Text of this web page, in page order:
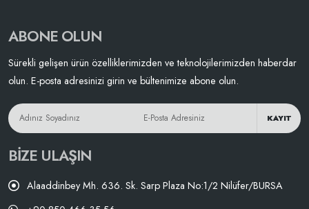
ABONE OLUN
Sürekli gelişen ürün özelliklerimizden ve teknolojilerimizden haberdar
olun. E-posta adresinizi girin ve bültenimize abone olun.
KAYIT
BIZE ULAŞIN
Alaaddinbey Mh. 636. Sk. Sarp Plaza No:1/2 Nilüfer/BURSA